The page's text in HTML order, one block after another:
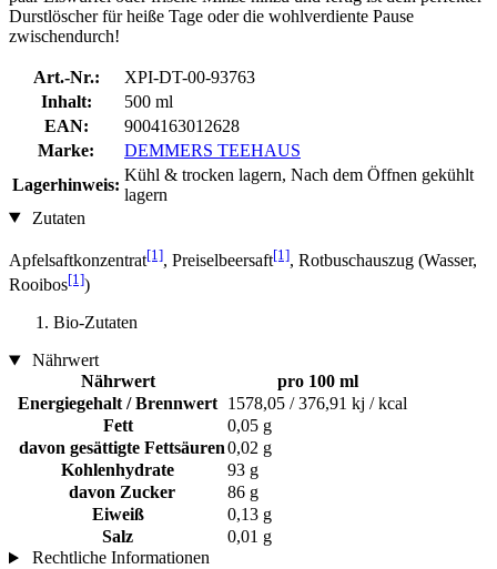
Durstlöscher für heiße Tage oder die wohlverdiente Pause
zwischendurch!
Art.-Nr.:
XPI-DT-00-93763
Inhalt:
500 ml
EAN:
9004163012628
Marke:
DEMMERS TEEHAUS
Lagerhinweis:
Kühl & trocken lagern, Nach dem Öffnen gekühlt
lagern
Zutaten
Apfelsaftkonzentrat[1], Preiselbeersaft[1], Rotbuschauszug (Wasser,
Rooibos[1])
Bio-Zutaten
Nährwert
Nährwert
pro 100 ml
Energiegehalt / Brennwert 1578,05 / 376,91 kj / kcal
Fett
0,05 g
davon gesättigte Fettsäuren0,02 g
Kohlenhydrate
93 g
davon Zucker
86 g
Eiweiß
0,13 g
Salz
0,01 g
Rechtliche Informationen